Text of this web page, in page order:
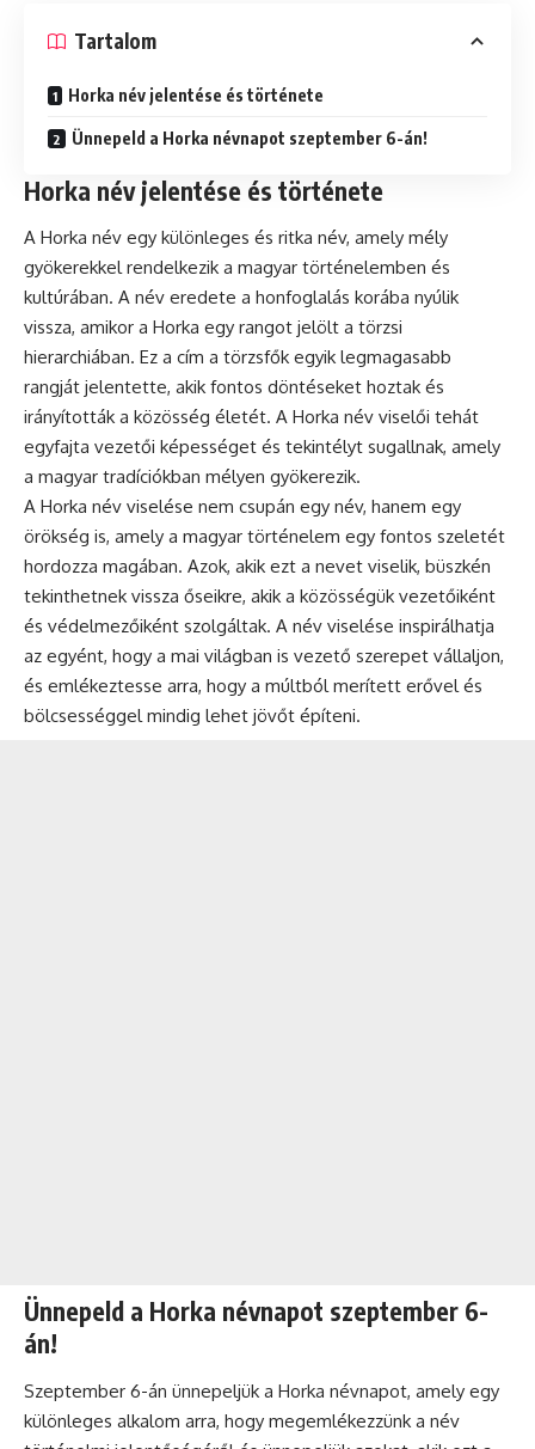
Tartalom
Horka név jelentése és története
Ünnepeld a Horka névnapot szeptember 6-án!
Horka név jelentése és története
A Horka név egy különleges és ritka név, amely mély
gyökerekkel rendelkezik a magyar történelemben és
kultúrában. A név eredete a honfoglalás korába nyúlik
vissza, amikor a Horka egy rangot jelölt a törzsi
hierarchiában. Ez a cím a törzsfők egyik legmagasabb
rangját jelentette, akik fontos döntéseket hoztak és
irányították a közösség életét. A Horka név viselői tehát
egyfajta vezetői képességet és tekintélyt sugallnak, amely
a magyar tradíciókban mélyen gyökerezik.
A Horka név viselése nem csupán egy név, hanem egy
örökség is, amely a magyar történelem egy fontos szeletét
hordozza magában. Azok, akik ezt a nevet viselik, büszkén
tekinthetnek vissza őseikre, akik a közösségük vezetőiként
és védelmezőiként szolgáltak. A név viselése inspirálhatja
az egyént, hogy a mai világban is vezető szerepet vállaljon,
és emlékeztesse arra, hogy a múltból merített erővel és
bölcsességgel mindig lehet jövőt építeni.
Ünnepeld a Horka névnapot szeptember 6-
án!
Szeptember 6-án ünnepeljük a Horka névnapot, amely egy
különleges alkalom arra, hogy megemlékezzünk a név